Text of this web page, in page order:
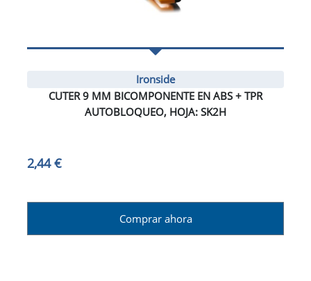
Ironside
CUTER 9 MM BICOMPONENTE EN ABS + TPR
AUTOBLOQUEO, HOJA: SK2H
2,44 €
Comprar ahora